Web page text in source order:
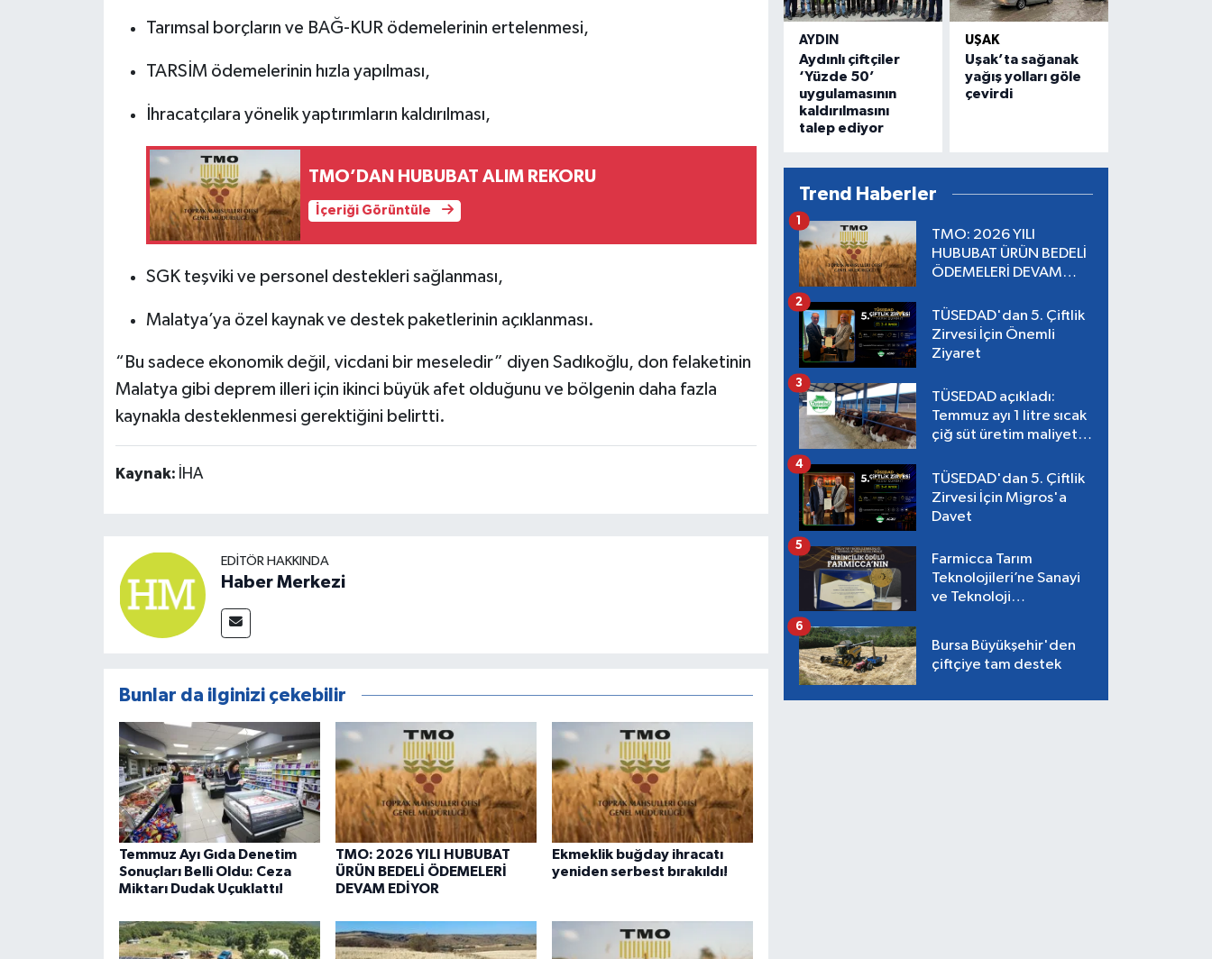
Tarımsal borçların ve BAĞ-KUR ödemelerinin ertelenmesi,
TARSİM ödemelerinin hızla yapılması,
İhracatçılara yönelik yaptırımların kaldırılması,
TMO’DAN HUBUBAT ALIM REKORU
İçeriği Görüntüle
SGK teşviki ve personel destekleri sağlanması,
Malatya’ya özel kaynak ve destek paketlerinin açıklanması.
“Bu sadece ekonomik değil, vicdani bir meseledir” diyen Sadıkoğlu, don felaketinin
Malatya gibi deprem illeri için ikinci büyük afet olduğunu ve bölgenin daha fazla
kaynakla desteklenmesi gerektiğini belirtti.
Kaynak: İHA
EDITÖR HAKKINDA
Haber Merkezi
Bunlar da ilginizi çekebilir
Temmuz Ayı Gıda Denetim
Sonuçları Belli Oldu: Ceza
Miktarı Dudak Uçuklattı!
TMO: 2026 YILI HUBUBAT
ÜRÜN BEDELİ ÖDEMELERİ
DEVAM EDİYOR
Ekmeklik buğday ihracatı
yeniden serbest bırakıldı!
AYDIN
Aydınlı çiftçiler
‘Yüzde 50’
uygulamasının
kaldırılmasını
talep ediyor
UŞAK
Uşak’ta sağanak
yağış yolları göle
çevirdi
Trend Haberler
TMO: 2026 YILI
HUBUBAT ÜRÜN BEDELİ
ÖDEMELERİ DEVAM
1
TÜSEDAD'dan 5. Çiftlik
Zirvesi İçin Önemli
Ziyaret
2
TÜSEDAD açıkladı:
Temmuz ayı 1 litre sıcak
çiğ süt üretim maliyeti
3
TÜSEDAD'dan 5. Çiftlik
Zirvesi İçin Migros'a
Davet
4
Farmicca Tarım
Teknolojileri’ne Sanayi
ve Teknoloji
5
Bursa Büyükşehir'den
çiftçiye tam destek
6